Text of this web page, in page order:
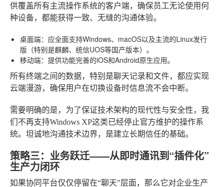
供覆盖所有主流操作系统的客户端，确保员工无论使用何
种设备，都能获得一致、无缝的沟通体验。
桌面端：应全面支持Windows、macOS以及主流的Linux发行
版（特别是麒麟、统信UOS等国产版本）。
移动端：提供功能完善的iOS和Android原生应用。
所有终端之间的数据，特别是聊天记录和文件，都应实现
云端漫游，确保用户在切换设备时信息流不会中断。
需要明确的是，为了保证技术架构的现代性与安全性，我
们不再支持Windows XP这类已经停止官方维护的操作系
统。坦诚地沟通技术边界，是建立长期信任的基础。
策略三：业务跃迁——从即时通讯到“插件化”
生产力闭环
如果协同平台仅仅停留在“聊天”层面，那么它对企业生产